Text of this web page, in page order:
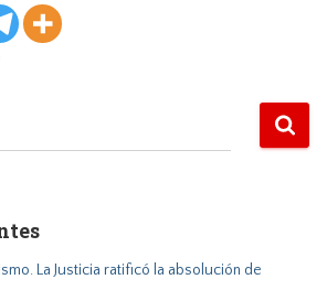
La Justicia ratificó la absolución de